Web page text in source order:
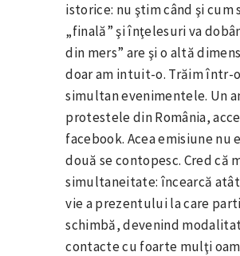
istorice: nu ştim când şi cum
„finală” şi înţelesuri va
din mers” are şi o altă
doar am intuit-o. Trăim într-
simultan evenimentele. Un
protestele din România,
facebook. Acea emisiune
două se contopesc. Cred
simultaneitate: încearcă
vie a prezentului la care
schimbă, devenind
contacte cu foarte mulţi